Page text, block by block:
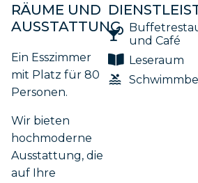
RÄUME UND
AUSSTATTUNG
Ein Esszimmer
mit Platz für 80
Personen.
Wir bieten
hochmoderne
Ausstattung, die
auf Ihre
und Café
Leseraum